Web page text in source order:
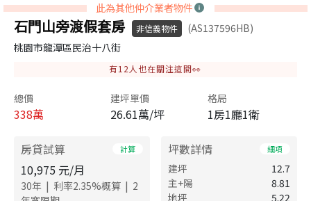
此為其他仲介業者物件
石門山旁渡假套房 非信義物件
(AS137596HB)
桃園市龍潭區民治十八街
有12 人也在關注這間👀
總價
338萬
建坪單價
26.61萬/坪
格局
1房1廳1衛
房貸試算 計算
10,975 元/月
30年 | 利率2.35%概算 | 2
坪數詳情 細項
建坪
12.7
主+陽
8.81
地坪
5.22